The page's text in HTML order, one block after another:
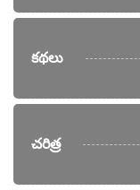
కథలు
చరిత్ర